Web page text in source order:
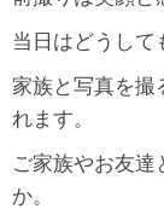
当日はどうして
家族と写真を撮
れます。
ご家族やお友達
か。